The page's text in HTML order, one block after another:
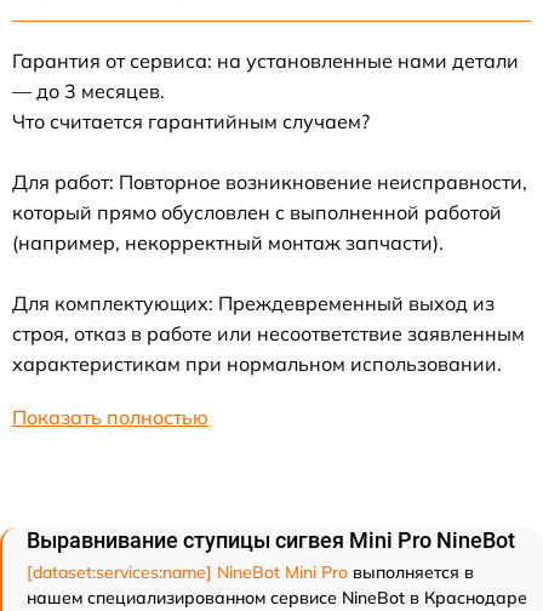
Гарантия от сервиса: на установленные нами детали
— до 3 месяцев.
Что считается гарантийным случаем?
Для работ: Повторное возникновение неисправности,
который прямо обусловлен с выполненной работой
(например, некорректный монтаж запчасти).
Для комплектующих: Преждевременный выход из
строя, отказ в работе или несоответствие заявленным
характеристикам при нормальном использовании.
Показать полностью
Выравнивание ступицы сигвея Mini Pro NineBot
[dataset:services:name] NineBot Mini Pro выполняется в
нашем специализированном сервисе NineBot в Краснодаре